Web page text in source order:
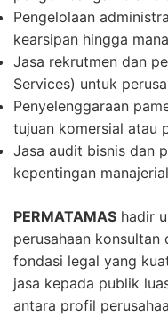
Pengelolaan
kearsipan hingga
Jasa rekrutmen dan
Services) untuk
Penyelenggaraan
tujuan komersial atau
Jasa audit bisnis dan
kepentingan
PERMATAMAS hadir
perusahaan konsultan
fondasi legal yang
jasa kepada publik
antara profil